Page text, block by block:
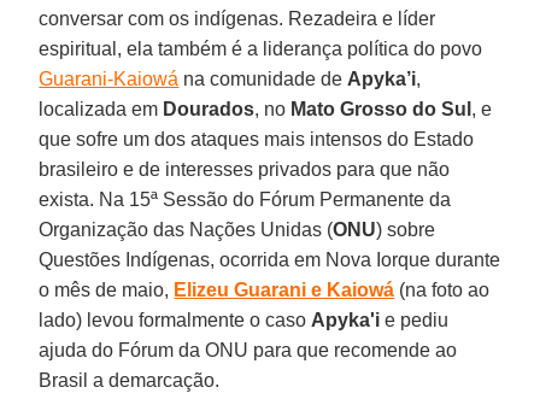
conversar com os indígenas. Rezadeira e líder
espiritual, ela também é a liderança política do povo
Guarani-Kaiowá na comunidade de Apyka’i,
localizada em Dourados, no Mato Grosso do Sul , e
que sofre um dos ataques mais intensos do Estado
brasileiro e de interesses privados para que não
exista. Na 15ª Sessão do Fórum Permanente da
Organização das Nações Unidas (ONU) sobre
Questões Indígenas, ocorrida em Nova Iorque durante
o mês de maio, Elizeu Guarani e Kaiowá (na foto ao
lado) levou formalmente o caso Apyka'i e pediu
ajuda do Fórum da ONU para que recomende ao
Brasil a demarcação.